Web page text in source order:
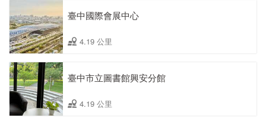
臺中國際會展中心
4.19 公里
臺中市立圖書館興安分館
4.19 公里